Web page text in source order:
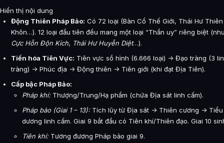
Hiển thị nội dung
Động Thiên Pháp Bảo: Có 72 loại (Bàn Cổ Thế Giới, Thái Hư
Khôn…). 12 loại đầu tiên đều mang một loại “Thần uy” riêng biệt
Cực Hỗn Độn Kích, Thái Hư Huyễn Diệt…).
Tiến hóa Tiên Vực: Tiên vực sồ hình (6.666 loại) -> Đạo tràng (3
tràng) -> Phúc địa -> Động thiên -> Tiên giới (khi đạt Địa Tiên).
Cấp bậc Pháp Bảo:
Pháp khí:Thượng/Trung/Hạ phẩm (chứa Địa sát linh cấm).
Pháp bảo (Giai 1 – 13):Tích lũy từ Địa sát -> Thiên cương ->
dương linh cấm. Giai 9 bắt đầu có Tiên khí/Thiên đạo. Giai 10
Tiên khí:Tương đương Pháp bảo giai 9.